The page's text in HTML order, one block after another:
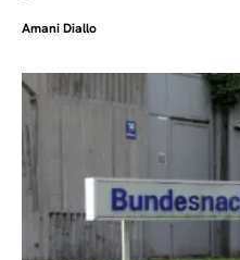
Amani Diallo